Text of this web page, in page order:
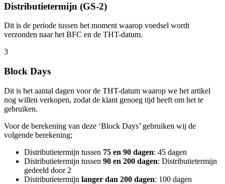
Distributietermijn (GS-2)
Dit is de periode tussen het moment waarop voedsel wordt
verzonden naar het BFC en de THT-datum.
3
Block Days
Dit is het aantal dagen voor de THT-datum waarop we het artikel
nog willen verkopen, zodat de klant genoeg tijd heeft om het te
gebruiken.
Voor de berekening van deze ‘Block Days’ gebruiken wij de
volgende berekening;
Distributietermijn tussen 75 en 90 dagen: 45 dagen
Distributietermijn tussen 90 en 200 dagen: Distributietermijn
gedeeld door 2
Distributietermijn langer dan 200 dagen: 100 dagen